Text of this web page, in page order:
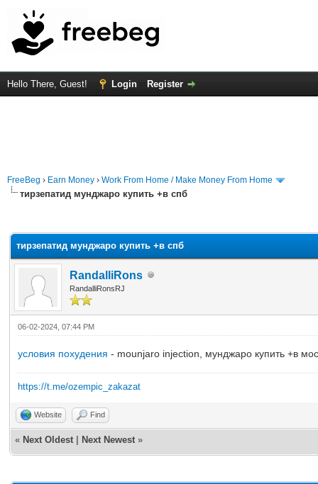
Hello There, Guest! Login Register
FreeBeg › Earn Money › Work From Home / Make Money From Home
тирзепатид мунджаро купить +в спб
тирзепатид мунджаро купить +в спб
RandalliRons
RandalliRonsRJ
06-02-2024, 07:44 PM
условия похудения - mounjaro injection, мунджаро купить +в
https://t.me/ozempic_zakazat
Website Find
« Next Oldest Next Newest »